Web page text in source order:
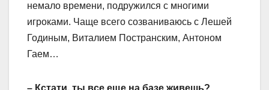
немало времени, подружился с многими
игроками. Чаще всего созваниваюсь с Лешей
Годиным, Виталием Постранским, Антоном
Гаем…